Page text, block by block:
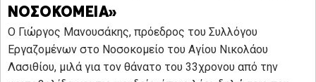
ΝΟΣΟΚΟΜΕΙΑ»
O Γιώργος Μανουσάκης, πρόεδρος του Συλλόγου
Εργαζομένων στο Νοσοκομείο του Αγίου Νικολάου
Λασιθίου, μιλά για τον θάνατο του 33χρονου από την